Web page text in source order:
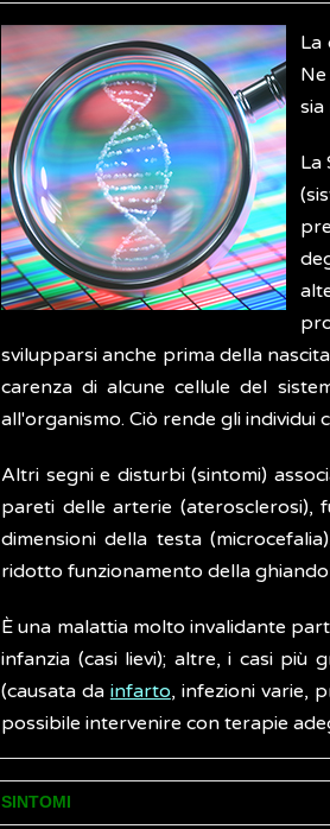
La
sia
La
svilupparsi anche prima della
carenza di alcune cellule del
all'organismo. Ciò rende gli individui
Altri segni e disturbi (sintomi)
pareti delle arterie (aterosclerosi),
dimensioni della testa
ridotto funzionamento della
È una malattia molto invalidante
infanzia (casi lievi); altre, i casi più
(causata da infarto, infezioni varie,
possibile intervenire con terapie
SINTOMI